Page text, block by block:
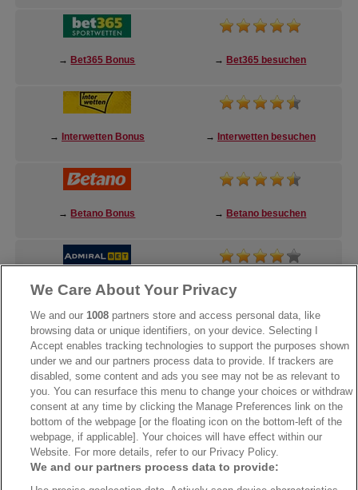
→ Bet365 Bonus → Bet365 besuchen
→ Interwetten Bonus → Interwetten besuchen
→ Betano Bonus → Betano besuchen
→AdmiralBet Bonus →AdmiralBet besuchen
→Bwin Bonus →Bwin besuchen
We Care About Your Privacy
We and our1008 partners store and access personal data, like
browsing data or unique identifiers, on your device. Selecting I
Accept enables tracking technologies to support the purposes shown
under we and our partners process data to provide. If trackers are
disabled, some content and ads you see may not be as relevant to
you. You can resurface this menu to change your choices or withdraw
consent at any time by clicking the Manage Preferences link on the
bottom of the webpage [or the floating icon on the bottom-left of the
webpage, if applicable]. Your choices will have effect within our
Website. For more details, refer to our Privacy Policy.
We and our partners process data to provide: